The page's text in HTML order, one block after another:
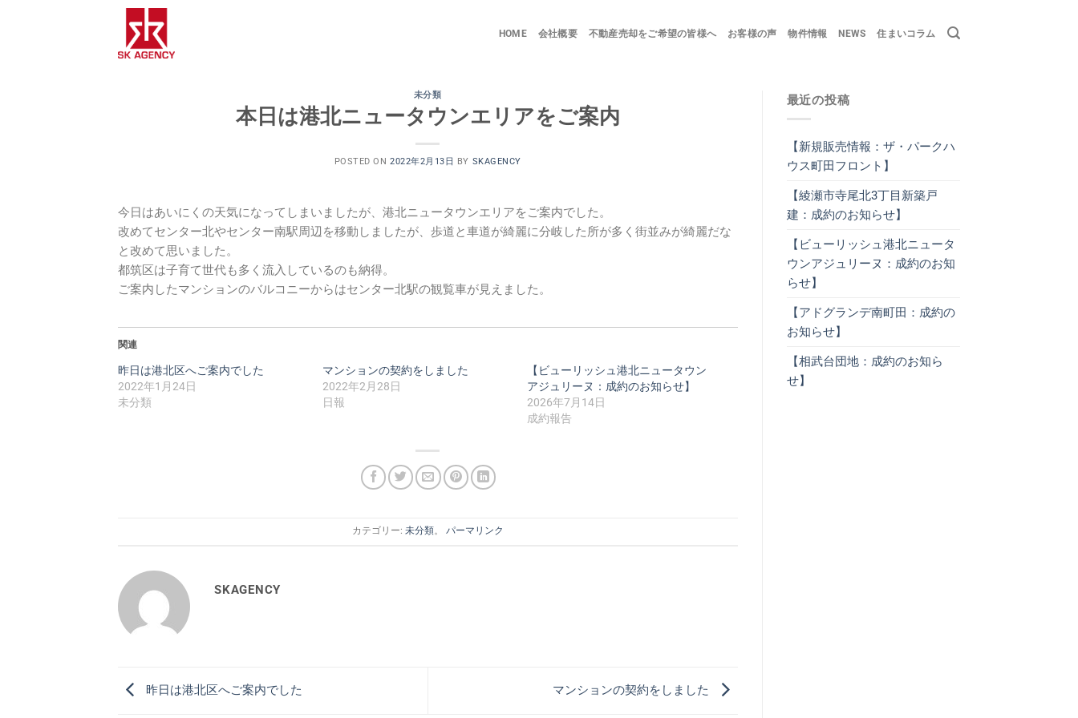
HOME 会社概要 不動産売却をご希望の皆様へ お客様の声 物件情報 NEWS 住まいコラム
未分類
本日は港北ニュータウンエリアをご案内
POSTED ON2022年2月13日 BY SKAGENCY
今日はあいにくの天気になってしまいましたが、港北ニュータウンエリアをご案内でした。
改めてセンター北やセンター南駅周辺を移動しましたが、歩道と車道が綺麗に分岐した所が多く街並みが綺麗だな
と改めて思いました。
都筑区は子育て世代も多く流入しているのも納得。
ご案内したマンションのバルコニーからはセンター北駅の観覧車が見えました。
関連
昨日は港北区へご案内でした
2022年1月24日
未分類
マンションの契約をしました
2022年2月28日
日報
【ビューリッシュ港北ニュータウン
アジュリーヌ：成約のお知らせ】
2026年7月14日
成約報告
カテゴリー: 未分類。 パーマリンク
SKAGENCY
昨日は港北区へご案内でした マンションの契約をしました
最近の投稿
【新規販売情報：ザ・パークハ
ウス町田フロント】
【綾瀬市寺尾北3丁目新築戸
建：成約のお知らせ】
【ビューリッシュ港北ニュータ
ウンアジュリーヌ：成約のお知
らせ】
【アドグランデ南町田：成約の
お知らせ】
【相武台団地：成約のお知ら
せ】